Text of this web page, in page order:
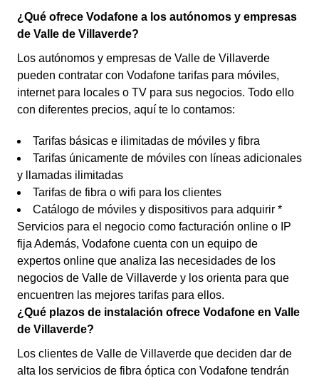
¿Qué ofrece Vodafone a los autónomos y empresas
de Valle de Villaverde?
Los autónomos y empresas de Valle de Villaverde
pueden contratar con Vodafone tarifas para móviles,
internet para locales o TV para sus negocios. Todo ello
con diferentes precios, aquí te lo contamos:
Tarifas básicas e ilimitadas de móviles y fibra
Tarifas únicamente de móviles con líneas adicionales
y llamadas ilimitadas
Tarifas de fibra o wifi para los clientes
Catálogo de móviles y dispositivos para adquirir *
Servicios para el negocio como facturación online o IP
fija Además, Vodafone cuenta con un equipo de
expertos online que analiza las necesidades de los
negocios de Valle de Villaverde y los orienta para que
encuentren las mejores tarifas para ellos.
¿Qué plazos de instalación ofrece Vodafone en Valle
de Villaverde?
Los clientes de Valle de Villaverde que deciden dar de
alta los servicios de fibra óptica con Vodafone tendrán